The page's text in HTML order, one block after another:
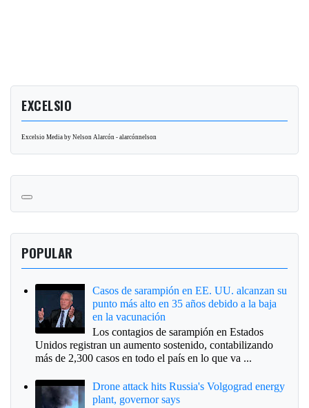
EXCELSIO
Excelsio Media by Nelson Alarcón - alarcónnelson
POPULAR
Casos de sarampión en EE. UU. alcanzan su
punto más alto en 35 años debido a la baja
en la vacunación
Los contagios de sarampión en Estados
Unidos registran un aumento sostenido, contabilizando
más de 2,300 casos en todo el país en lo que va ...
Drone attack hits Russia's Volgograd energy
plant, governor says